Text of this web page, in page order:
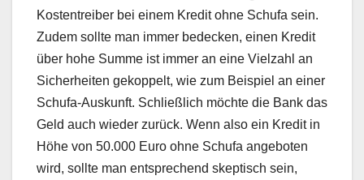
Kostentreiber bei einem Kredit ohne Schufa sein.
Zudem sollte man immer bedecken, einen Kredit
über hohe Summe ist immer an eine Vielzahl an
Sicherheiten gekoppelt, wie zum Beispiel an einer
Schufa-Auskunft. Schließlich möchte die Bank das
Geld auch wieder zurück. Wenn also ein Kredit in
Höhe von 50.000 Euro ohne Schufa angeboten
wird, sollte man entsprechend skeptisch sein,